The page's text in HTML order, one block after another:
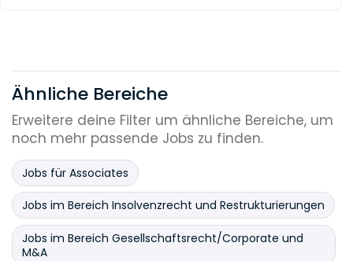
Ähnliche Bereiche
Erweitere deine Filter um ähnliche Bereiche, um
noch mehr passende Jobs zu finden.
Jobs für Associates
Jobs im Bereich Insolvenzrecht und Restrukturierungen
Jobs im Bereich Gesellschaftsrecht/Corporate und
M&A